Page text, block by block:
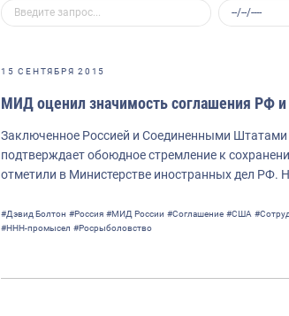
15 СЕНТЯБРЯ 2015
МИД оценил значимость соглашения РФ
Заключенное Россией и Соединенными
подтверждает обоюдное стремление к
отметили в Министерстве иностранных дел РФ.
#Дэвид Болтон #Россия #МИД России #Соглашение #США
#ННН-промысел #Росрыболовство